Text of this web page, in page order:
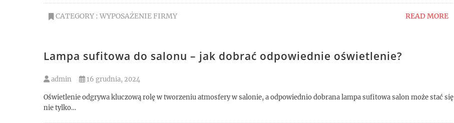
CATEGORY : WYPOSAŻENIE FIRMY READ MORE
Lampa sufitowa do salonu – jak dobrać odpowiednie oświetlenie?
admin 16 grudnia, 2024
Oświetlenie odgrywa kluczową rolę w tworzeniu atmosfery w salonie, a odpowiednio dobrana lampa sufitowa salon może stać się
nie tylko…